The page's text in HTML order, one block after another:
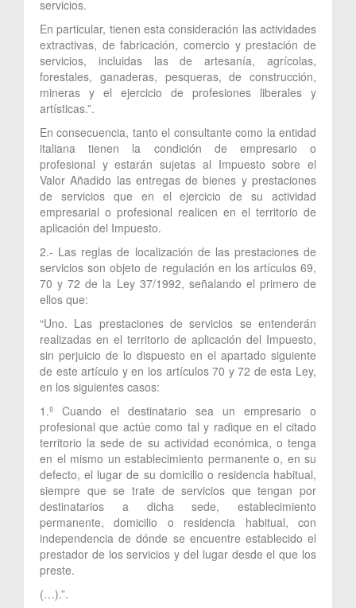
servicios.
En particular, tienen esta consideración las actividades
extractivas, de fabricación, comercio y prestación de
servicios, incluidas las de artesanía, agrícolas,
forestales, ganaderas, pesqueras, de construcción,
mineras y el ejercicio de profesiones liberales y
artísticas.”.
En consecuencia, tanto el consultante como la entidad
italiana tienen la condición de empresario o
profesional y estarán sujetas al Impuesto sobre el
Valor Añadido las entregas de bienes y prestaciones
de servicios que en el ejercicio de su actividad
empresarial o profesional realicen en el territorio de
aplicación del Impuesto.
2.- Las reglas de localización de las prestaciones de
servicios son objeto de regulación en los artículos 69,
70 y 72 de la Ley 37/1992, señalando el primero de
ellos que:
“Uno. Las prestaciones de servicios se entenderán
realizadas en el territorio de aplicación del Impuesto,
sin perjuicio de lo dispuesto en el apartado siguiente
de este artículo y en los artículos 70 y 72 de esta Ley,
en los siguientes casos:
1.º Cuando el destinatario sea un empresario o
profesional que actúe como tal y radique en el citado
territorio la sede de su actividad económica, o tenga
en el mismo un establecimiento permanente o, en su
defecto, el lugar de su domicilio o residencia habitual,
siempre que se trate de servicios que tengan por
destinatarios a dicha sede, establecimiento
permanente, domicilio o residencia habitual, con
independencia de dónde se encuentre establecido el
prestador de los servicios y del lugar desde el que los
preste.
(…).”.